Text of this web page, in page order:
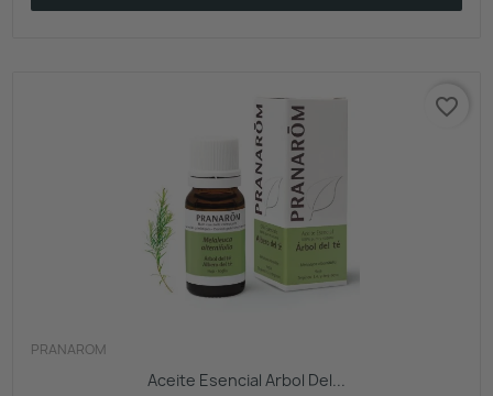
PRANAROM
Aceite Esencial Arbol Del...
favorite_border